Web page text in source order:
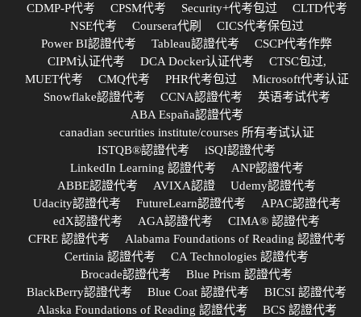
CDMP-P代考
CPSM代考 Security+代考包过
CLTD代考
NSE代考
Coursera代刷
CICS代考保包过
Power BI認證代考
Tableau認證代考
CSCP代考作弊
CIPM认证代考
DCA Docker认证代考
CTSC包过,
MUET代考
CMQ代考 PHR代考包过
Microsoft代考认证
Snowflake認證代考
CCNA認證代考
英语考试代考
ABA España認證代考
canadian securities institute/courses 所有考试认证
ISTQB®認證代考
iSQI認證代考
LinkedIn Learning 認證代考
ANP認證代考
ABBE認證代考
AVIXA認證
Udemy認證代考
Udacity認證代考
FutureLearn認證代考
APAC認證代考
edX認證代考
AGA認證代考
CIMA® 認證代考
CFRE 認證代考
Alabama Foundations of Reading 認證代考
Certinia 認證代考
CA Technologies 認證代考
Brocade認證代考
Blue Prism 認證代考
BlackBerry認證代考
Blue Coat 認證代考
BICSI 認證代考
Alaska Foundations of Reading 認證代考
BCS 認證代考